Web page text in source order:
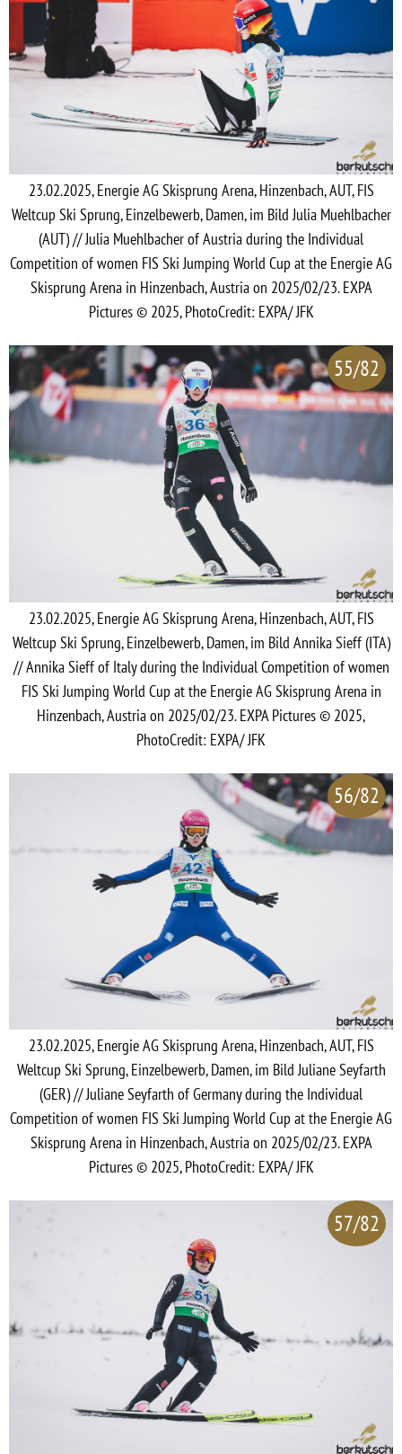
23.02.2025, Energie AG Skisprung Arena, Hinzenbach, AUT, FIS
Weltcup Ski Sprung, Einzelbewerb, Damen, im Bild Julia Muehlbacher
(AUT) // Julia Muehlbacher of Austria during the Individual
Competition of women FIS Ski Jumping World Cup at the Energie AG
Skisprung Arena in Hinzenbach, Austria on 2025/02/23. EXPA
Pictures © 2025, PhotoCredit: EXPA/ JFK
55/82
23.02.2025, Energie AG Skisprung Arena, Hinzenbach, AUT, FIS
Weltcup Ski Sprung, Einzelbewerb, Damen, im Bild Annika Sieff (ITA)
// Annika Sieff of Italy during the Individual Competition of women
FIS Ski Jumping World Cup at the Energie AG Skisprung Arena in
Hinzenbach, Austria on 2025/02/23. EXPA Pictures © 2025,
PhotoCredit: EXPA/ JFK
56/82
23.02.2025, Energie AG Skisprung Arena, Hinzenbach, AUT, FIS
Weltcup Ski Sprung, Einzelbewerb, Damen, im Bild Juliane Seyfarth
(GER) // Juliane Seyfarth of Germany during the Individual
Competition of women FIS Ski Jumping World Cup at the Energie AG
Skisprung Arena in Hinzenbach, Austria on 2025/02/23. EXPA
Pictures © 2025, PhotoCredit: EXPA/ JFK
57/82